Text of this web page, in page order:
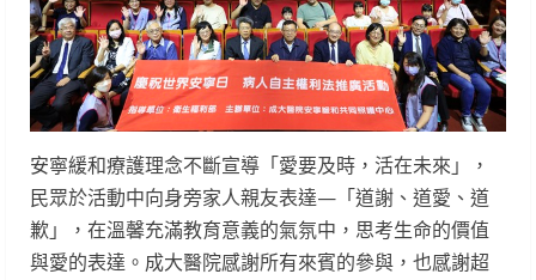
安寧緩和療護理念不斷宣導「愛要及時，活在未來」，
民眾於活動中向身旁家人親友表達—「道謝、道愛、道
歉」，在溫馨充滿教育意義的氣氛中，思考生命的價值
與愛的表達。成大醫院感謝所有來賓的參與，也感謝超